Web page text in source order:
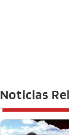
Noticias